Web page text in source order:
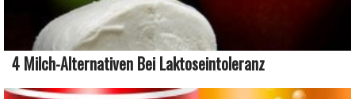
4 Milch-Alternativen Bei Laktoseintoleranz